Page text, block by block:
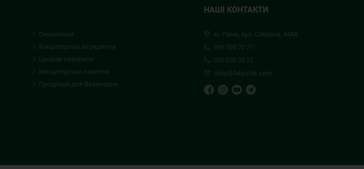
Смаколики
Кондитерські iнгредієнти
Цукрові прикраси
Кондитерська посипка
Продукція для Великодня
НАШІ КОНТАКТИ
м. Рівне, вул. Соборна, 444А
096 030 70 77
080 030 06 27
shop@lubystok.com